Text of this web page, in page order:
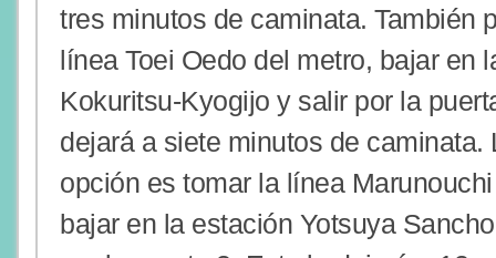
tres minutos de caminata. También
línea Toei Oedo del metro, bajar en
Kokuritsu-Kyogijo y salir por la
dejará a siete minutos de caminata.
opción es tomar la línea
bajar en la estación Yotsuya